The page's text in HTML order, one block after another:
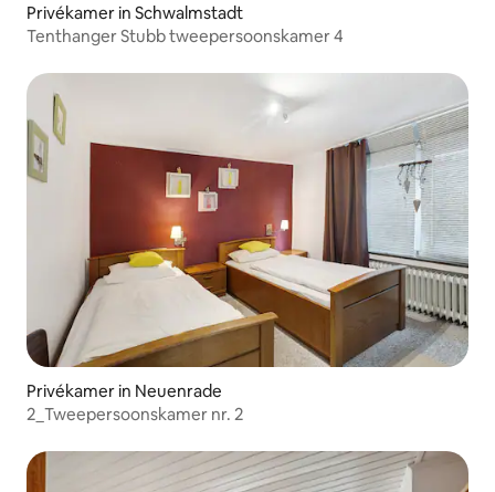
Privékamer in Schwalmstadt
Tenthanger Stubb tweepersoonskamer 4
Privékamer in Neuenrade
2_Tweepersoonskamer nr. 2